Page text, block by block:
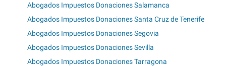
Abogados Impuestos Donaciones Salamanca
Abogados Impuestos Donaciones Santa Cruz de Tenerife
Abogados Impuestos Donaciones Segovia
Abogados Impuestos Donaciones Sevilla
Abogados Impuestos Donaciones Tarragona